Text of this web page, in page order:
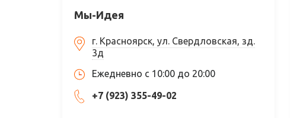
Мы-Идея
г. Красноярск, ул. Свердловская, зд.
3д
Ежедневно с 10:00 до 20:00
+7 (923) 355-49-02